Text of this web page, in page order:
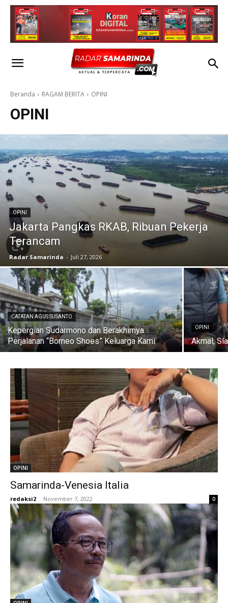
Beranda RAGAM BERITA OPINI
OPINI
OPINI
Jakarta Pangkas RKAB, Ribuan Pekerja
Terancam
Radar Samarinda - Juli 27, 2026
CATATAN AGUS SUSANTO
Kepergian Sudarmono dan Berakhirnya
Perjalanan “Borneo Shoes” Keluarga Kami
OPINI
Akmal,
OPINI
Samarinda-Venesia Italia
redaksi2 - November 7, 2022 0